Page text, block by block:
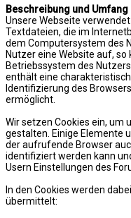
Beschreibung und
Unsere Webseite
Textdateien, die im
dem Computersystem des
Nutzer eine Website auf,
Betriebssystem des
enthält eine
Identifizierung des
ermöglicht.
Wir setzen Cookies ein, um
gestalten. Einige Elemente
der aufrufende Browser
identifiziert werden kann
Usern Einstellungen des
In den Cookies werden
übermittelt: